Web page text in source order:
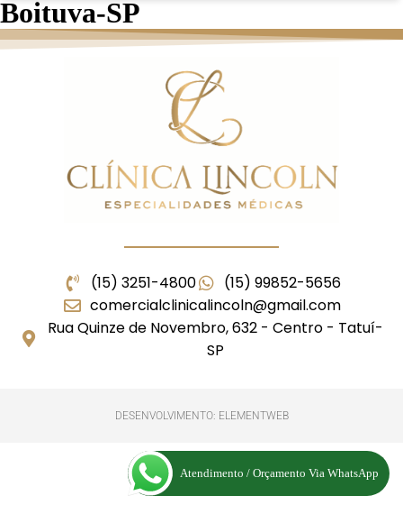
Boituva-SP
(15) 3251-4800
(15) 99852-5656
comercialclinicalincoln@gmail.com
Rua Quinze de Novembro, 632 - Centro - Tatuí-
SP
DESENVOLVIMENTO: ELEMENTWEB
Atendimento / Orçamento Via WhatsApp